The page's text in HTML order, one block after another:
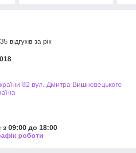
відгуків за рік
82 вул. Дмитра Вишневецького
09:00 до 18:00
роботи